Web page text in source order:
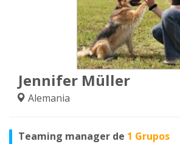
Jennifer Müller
Alemania
Teaming manager de 1 Grupos